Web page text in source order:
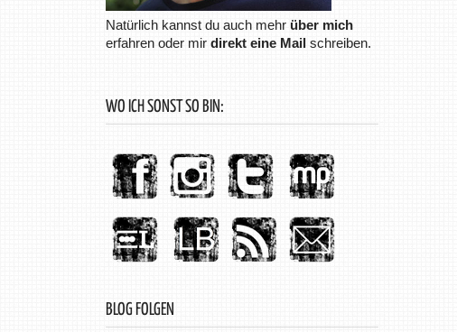
Natürlich kannst du auch mehr über mich
erfahren oder mirdirekt eine Mail schreiben.
WO ICH SONST SO BIN:
BLOG FOLGEN